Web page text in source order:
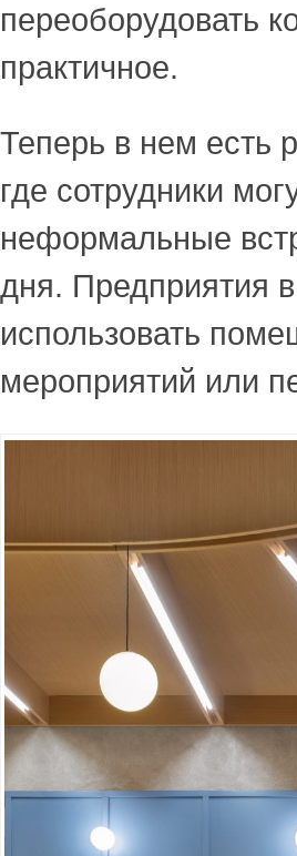
переоборудовать
практичное.
Теперь в нем есть
где сотрудники
неформальные
дня. Предприятия
использовать
мероприятий или